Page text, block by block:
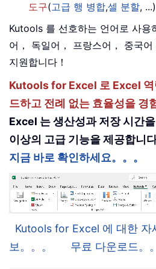
도구(고급 행 병합,셀 분할, ...)
Kutools 를 선호하는 언어로 사용
어， 독일어， 프랑스어， 중국
지원합니다！
Kutools for Excel 로 Excel 역
드하고 전례 없는 효율성을 경
Excel 는 생산성과 저장 시간
이상의 고급 기능을 제공합니다
지금 바로 확인하세요。。。
Kutools for Excel 에 대한 자
보。。。
무료 다운로드。